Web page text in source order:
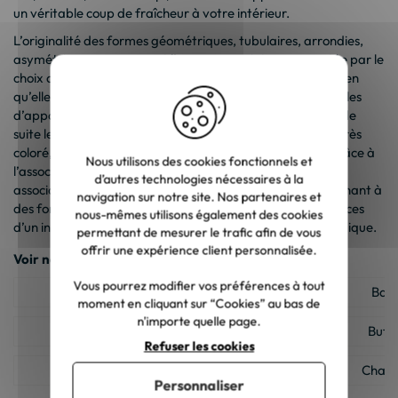
un véritable coup de fraîcheur à votre intérieur.
L’originalité des formes géométriques, tubulaires, arrondies,
asymétriques compensent l’apparence vintage apportée par le
choix de matériaux tels que le chêne ou le métal rouillé. Bien
qu’elles soient peu encombrantes, de petite taille, nos tables
d’appoint ne laissent pas indifférent, attirent même tout de
suite le regard soit grâce à leur revêtement en peinture très
coloré, soit grâce à leur forme particulière, soit encore grâce à
l’association étrange qui est faite du bois et du métal,
association typique du style industriel. Enfin, tout en revenant à
des formes très simples, elles visent à satisfaire les exigences
d’un intérieur moderne grâce à leur facture très ergonomique.
Voir nos autres catégories :
Armoire industrielle
Bibliothèque industrielle
Nous utilisons des cookies fonctionnels et
d’autres technologies nécessaires à la
navigation sur notre site. Nos partenaires et
nous-mêmes utilisons également des cookies
permettant de mesurer le trafic afin de vous
offrir une expérience client personnalisée.
Vous pourrez modifier vos préférences à tout
moment en cliquant sur “Cookies” au bas de
n'importe quelle page.
Refuser les cookies
Personnaliser